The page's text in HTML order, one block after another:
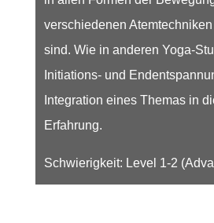
verschiedenen
sind. Wie in anderen Yoga-
Initiations- und
Integration eines Themas in
Erfahrung.
Schwierigkeit: Level 1-2